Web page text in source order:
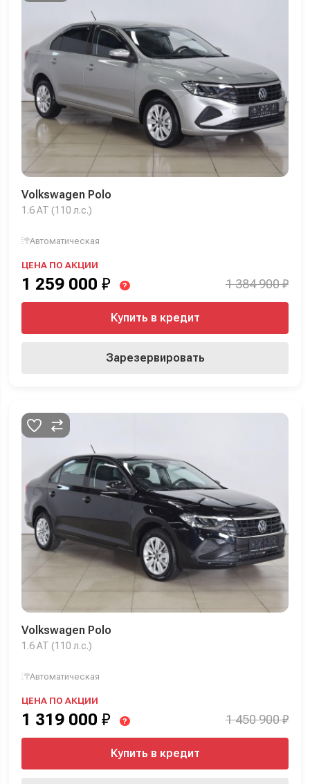
Volkswagen Polo
1.6 AT (110 л.с.)
Автоматическая
ЦЕНА ПО АКЦИИ
1 259 000 ₽ ? 1 384 900 ₽
Купить в кредит
Зарезервировать
Volkswagen Polo
1.6 AT (110 л.с.)
Автоматическая
ЦЕНА ПО АКЦИИ
1 319 000 ₽ ? 1 450 900 ₽
Купить в кредит